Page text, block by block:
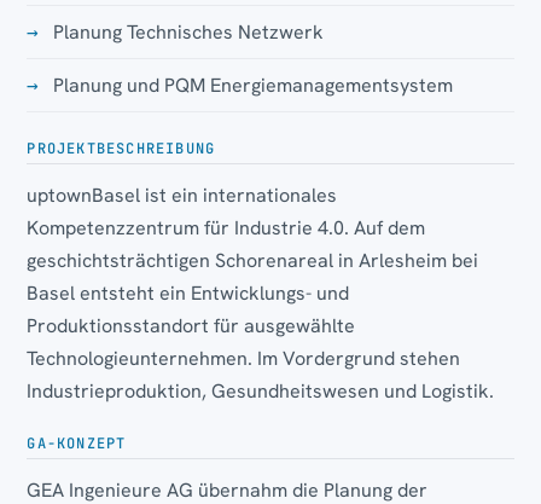
Planung Technisches Netzwerk
Planung und PQM Energiemanagementsystem
PROJEKTBESCHREIBUNG
uptownBasel ist ein internationales
Kompetenzzentrum für Industrie 4.0. Auf dem
geschichtsträchtigen Schorenareal in Arlesheim bei
Basel entsteht ein Entwicklungs- und
Produktionsstandort für ausgewählte
Technologieunternehmen. Im Vordergrund stehen
Industrieproduktion, Gesundheitswesen und Logistik.
GA-KONZEPT
GEA Ingenieure AG übernahm die Planung der